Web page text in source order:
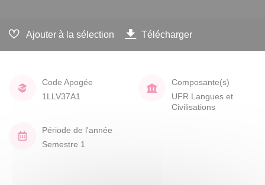
Ajouter à la sélection Télécharger
Code Apogée
1LLV37A1
Composante(s)
UFR Langues et
Civilisations
Période de l'année
Semestre 1